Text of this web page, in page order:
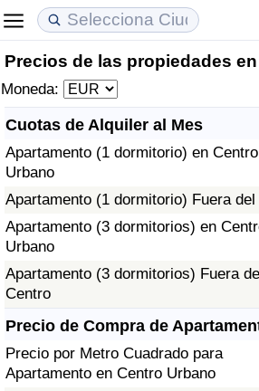
Precios de las propiedades
Moneda:
Cuotas de Alquiler al Mes
Apartamento (1 dormitorio) en Centro
Urbano
Apartamento (1 dormitorio) Fuera
Apartamento (3 dormitorios) en
Urbano
Apartamento (3 dormitorios) Fuera del
Centro
Precio de Compra de
Precio por Metro Cuadrado para
Apartamento en Centro Urbano
Coste de vida
Índice de Costo de Vida (Actual)
Índice de Costo de Vida
Índice de costo de vida por país
en aqaba
Precios de las propiedades
Índice de Precios de Inmuebles
Índice de Precios de Inmuebles
Índice de Precios de Inmuebles
Calidad de Vida
Índice de Calidad de Vida
Índice de Calidad de Vida (Actual)
Índice de calidad de vida por país
Delincuencia
Calificación del Índice de
(Actual)
Índice de Criminalidad